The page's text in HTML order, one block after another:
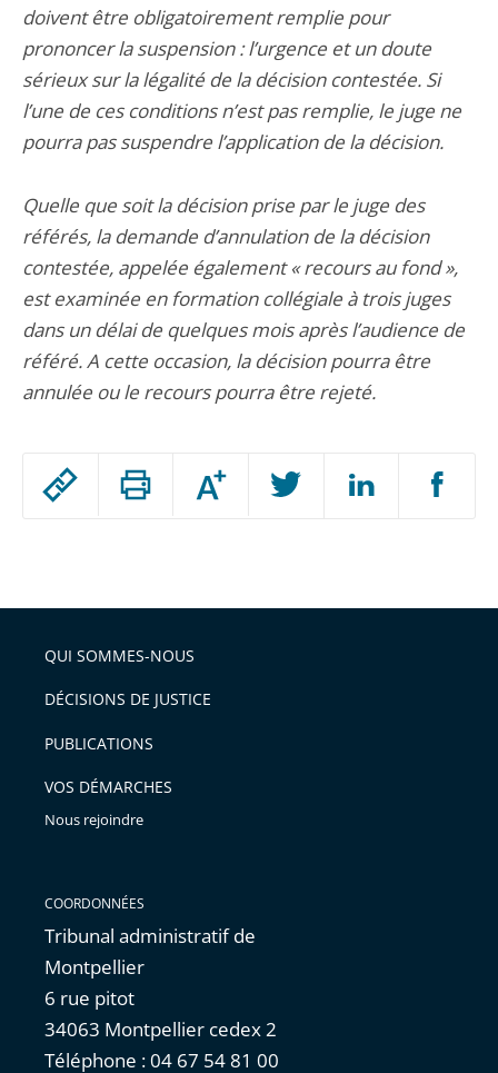
Passer
arriver
après
Augmenter
ou
l'article
pour
avant
doivent être obligatoirement remplie pour
prononcer la suspension : l’urgence et un doute
sérieux sur la légalité de la décision contestée. Si
l’une de ces conditions n’est pas remplie, le juge ne
pourra pas suspendre l’application de la décision.
Quelle que soit la décision prise par le juge des
référés, la demande d’annulation de la décision
contestée, appelée également « recours au fond »,
est examinée en formation collégiale à trois juges
dans un délai de quelques mois après l’audience de
référé. A cette occasion, la décision pourra être
annulée ou le recours pourra être rejeté.
QUI SOMMES-NOUS
DÉCISIONS DE JUSTICE
PUBLICATIONS
VOS DÉMARCHES
Nous rejoindre
COORDONNÉES
Tribunal administratif de
Montpellier
6 rue pitot
34063 Montpellier cedex 2
Téléphone : 04 67 54 81 00